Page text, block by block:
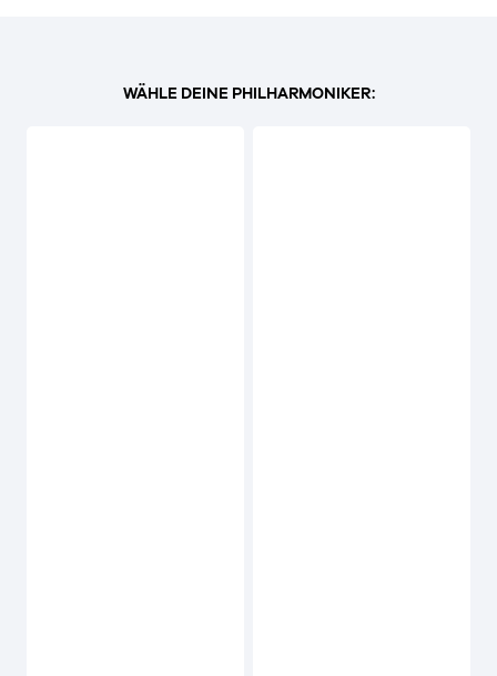
WÄHLE DEINE PHILHARMONIKER: